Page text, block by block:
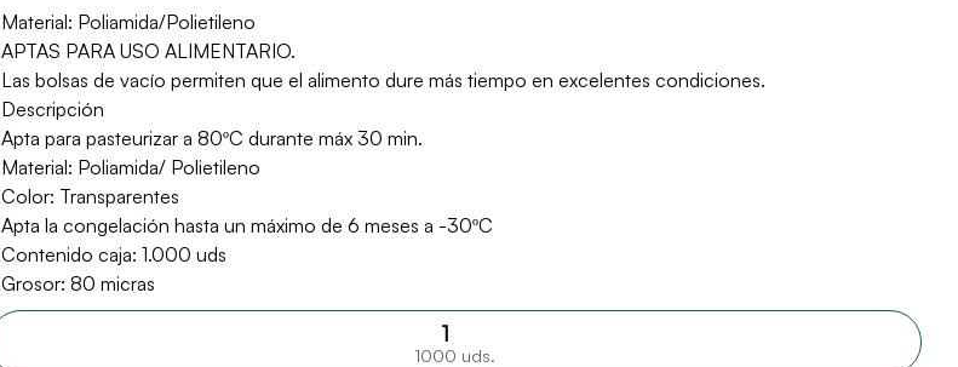
Material: Poliamida/Polietileno
APTAS PARA USO ALIMENTARIO.
Las bolsas de vacío permiten que el alimento dure más tiempo en excelentes condiciones.
Descripción
Apta para pasteurizar a 80ºC durante máx 30 min.
Material: Poliamida/ Polietileno
Color: Transparentes
Apta la congelación hasta un máximo de 6 meses a -30ºC
Contenido caja: 1.000 uds
Grosor: 80 micras
1000 uds.